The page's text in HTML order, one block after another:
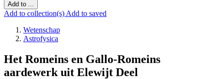
Add to ...
Add to collection(s) Add to saved
Wetenschap
Astrofysica
Het Romeins en Gallo-Romeins
aardewerk uit Elewijt Deel